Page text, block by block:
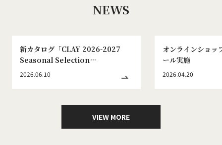
NEWS
新カタログ「CLAY 2026-2027
Seasonal Selection
WINTER&SPRING No.186」発刊
2026.06.10
オンラインショッ
ール実施
2026.04.20
VIEW MORE